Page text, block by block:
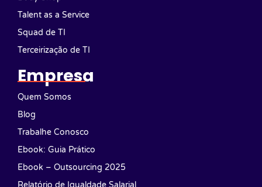
Talent as a Service
Squad de TI
Terceirização de TI
Empresa
Quem Somos
Blog
Trabalhe Conosco
Ebook: Guia Prático
Ebook – Outsourcing 2025